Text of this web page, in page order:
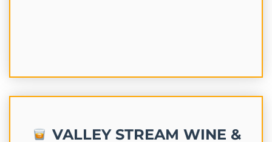
VALLEY STREAM WINE &